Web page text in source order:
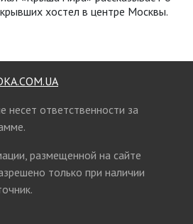
хостел в центре Москвы.
несет ответственности за
размещенной на сайте
только при наличии